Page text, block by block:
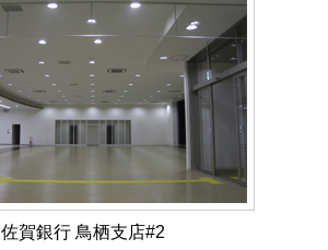
佐賀銀行 鳥栖支店#2